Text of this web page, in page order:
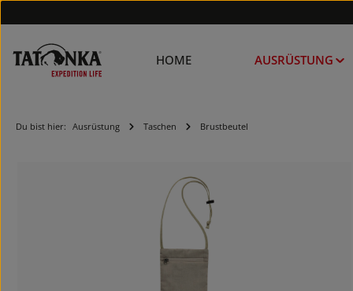
HOME AUSRÜSTUNG
Du bist hier: Ausrüstung Taschen Brustbeutel